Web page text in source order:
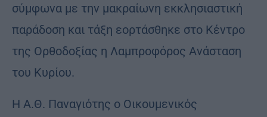
σύμφωνα με την μακραίωνη εκκλησιαστική
παράδοση και τάξη εορτάσθηκε στο Κέντρο
της Ορθοδοξίας η Λαμπροφόρος Ανάσταση
του Κυρίου.
Η Α.Θ. Παναγιότης ο Οικουμενικός